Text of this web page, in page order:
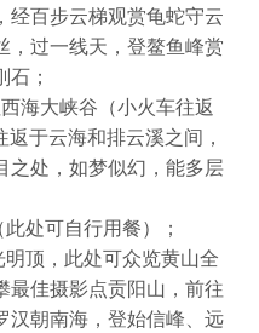
经百步云梯观赏龟蛇守云
，过一线天，登鳌鱼峰赏
；
海大峡谷（小火车往返
于云海和排云溪之间，
之处，如梦似幻，能多层
处可自行用餐）；
顶，此处可众览黄山全
最佳摄影点贡阳山，前往
汉朝南海，登始信峰、远